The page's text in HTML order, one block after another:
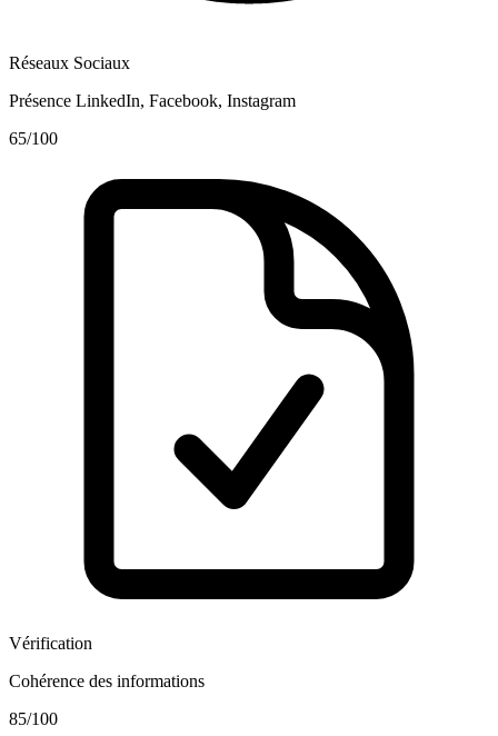
Réseaux Sociaux
Présence LinkedIn, Facebook, Instagram
65/100
Vérification
Cohérence des informations
85/100